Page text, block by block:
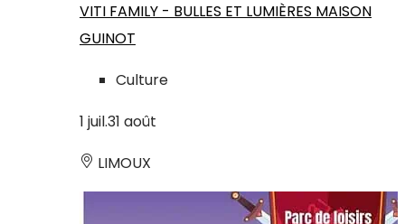
VITI FAMILY - BULLES ET LUMIÈRES MAISON
GUINOT
Culture
1 juil.31 août
LIMOUX